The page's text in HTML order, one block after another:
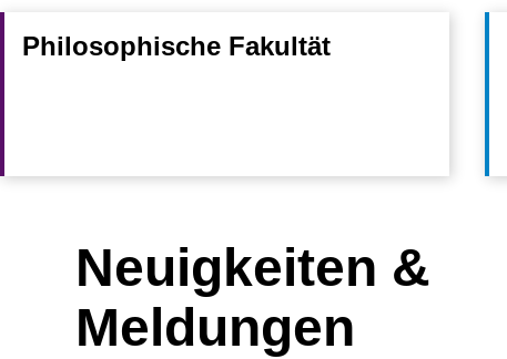
Philosophische Fakultät
Neuigkeiten &
Meldungen